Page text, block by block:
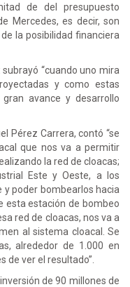
de del presupuesto
Mercedes, es decir, son
la posibilidad financiera
“cuando uno mira
y como estas
avance y desarrollo
Pérez Carrera, contó “se
que nos va a permitir
la red de cloacas;
Este y Oeste, a los
y poder bombearlos hacia
esta estación de bombeo
red de cloacas, nos va a
al sistema cloacal. Se
alrededor de 1.000 en
ver el resultado”.
de 90 millones de